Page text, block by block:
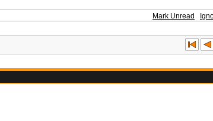
Mark Unread